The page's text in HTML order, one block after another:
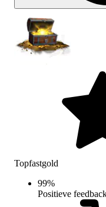
Topfastgold
99%
Positieve